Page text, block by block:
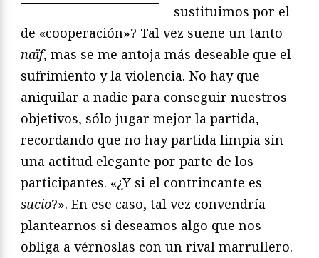
sustituimos por el
de «cooperación»? Tal vez suene un tanto
naïf, mas se me antoja más deseable que el
sufrimiento y la violencia. No hay que
aniquilar a nadie para conseguir nuestros
objetivos, sólo jugar mejor la partida,
recordando que no hay partida limpia sin
una actitud elegante por parte de los
participantes. «¿Y si el contrincante es
sucio?». En ese caso, tal vez convendría
plantearnos si deseamos algo que nos
obliga a vérnoslas con un rival marrullero.